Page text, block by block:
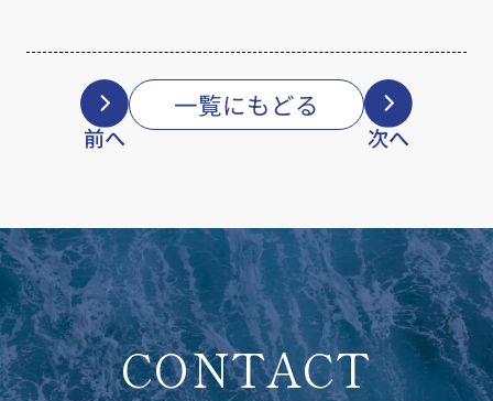
前へ
一覧にもどる
次へ
CONTACT